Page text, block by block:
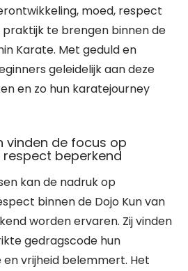
moed, respect
te brengen binnen de
Karate. Met geduld en
geleidelijk aan deze
en zo hun karatejourney
vinden de focus op
beperkend
kan de nadruk op
binnen de Dojo Kun van
worden ervaren. Zij vinden
gedragscode hun
en vrijheid belemmert. Het